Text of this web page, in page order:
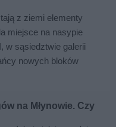
z ziemi elementy
miejsce na nasypie
w sąsiedztwie galerii
nowych bloków
na Młynowie. Czy